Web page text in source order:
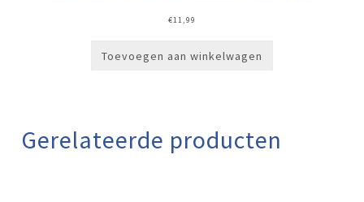
€11,99
Toevoegen aan winkelwagen
Gerelateerde producten